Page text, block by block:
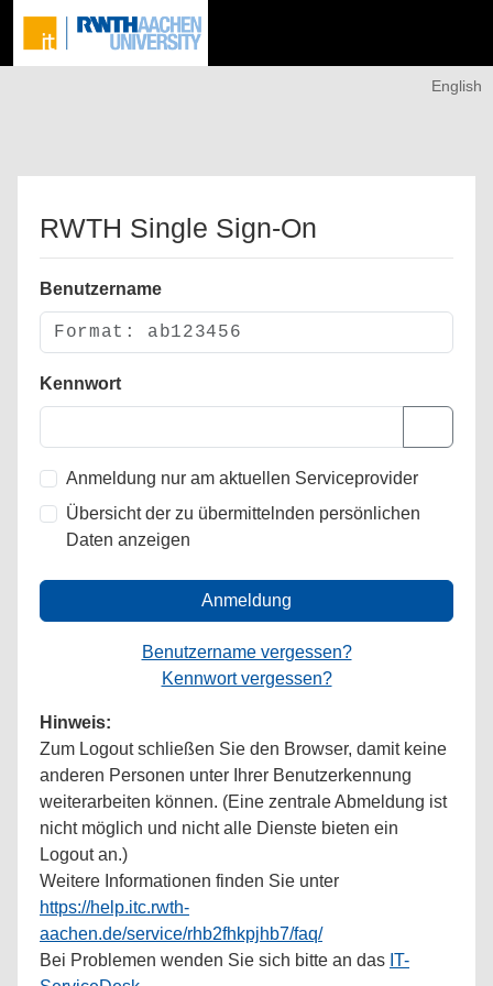
English
RWTH Single Sign-On
Benutzername
Kennwort
Anmeldung nur am aktuellen Serviceprovider
Übersicht der zu übermittelnden persönlichen
Daten anzeigen
Anmeldung
Benutzername vergessen?
Kennwort vergessen?
Hinweis:
Zum Logout schließen Sie den Browser, damit keine
anderen Personen unter Ihrer Benutzerkennung
weiterarbeiten können. (Eine zentrale Abmeldung ist
nicht möglich und nicht alle Dienste bieten ein
Logout an.)
Weitere Informationen finden Sie unter
https://help.itc.rwth-
aachen.de/service/rhb2fhkpjhb7/faq/
Bei Problemen wenden Sie sich bitte an das IT-